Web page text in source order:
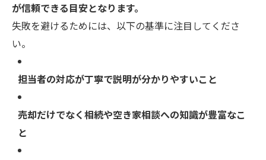
が信頼できる目安となります。
失敗を避けるためには、以下の基準に注目してくださ
い。
担当者の対応が丁寧で説明が分かりやすいこと
売却だけでなく相続や空き家相談への知識が豊富なこ
と